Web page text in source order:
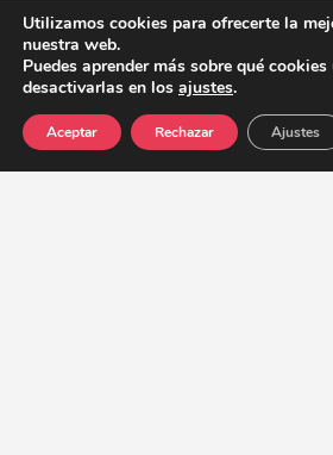
Utilizamos cookies para ofrecerte la
nuestra web.
Puedes aprender más sobre qué
desactivarlas en los ajustes.
Aceptar Rechazar Ajustes